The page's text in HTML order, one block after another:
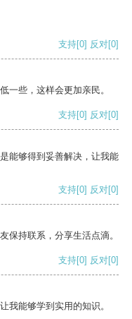
支持[0] 反对[0]
一些，这样会更加亲民。
支持[0] 反对[0]
能够得到妥善解决，让我能
支持[0] 反对[0]
保持联系，分享生活点滴。
支持[0] 反对[0]
我能够学到实用的知识。